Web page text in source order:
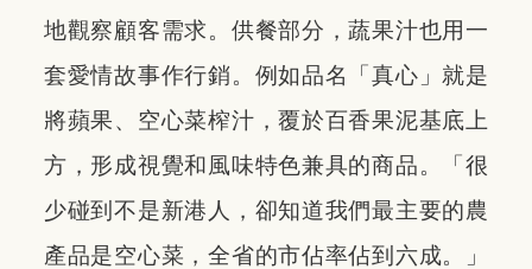
地觀察顧客需求。供餐部分，蔬果汁也用一
套愛情故事作行銷。例如品名「真心」就是
將蘋果、空心菜榨汁，覆於百香果泥基底上
方，形成視覺和風味特色兼具的商品。「很
少碰到不是新港人，卻知道我們最主要的農
產品是空心菜，全省的市佔率佔到六成。」